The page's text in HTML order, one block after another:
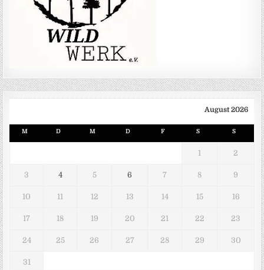
August 2026
M D M D F S S
1 2
3 4 5 6 7 8 9
10 11 12 13 14 15 16
17 18 19 20 21 22 23
24 25 26 27 28 29 30
31